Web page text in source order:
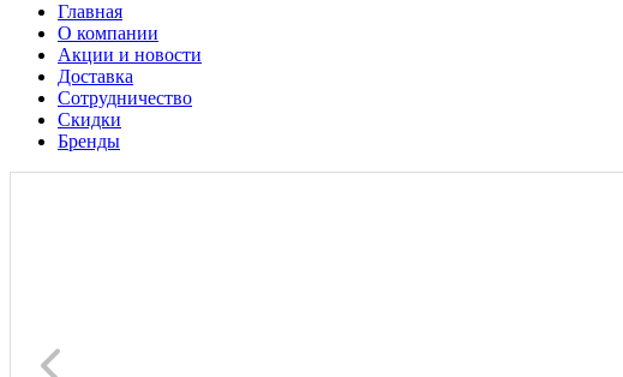
Главная
О компании
Акции и новости
Доставка
Сотрудничество
Скидки
Бренды